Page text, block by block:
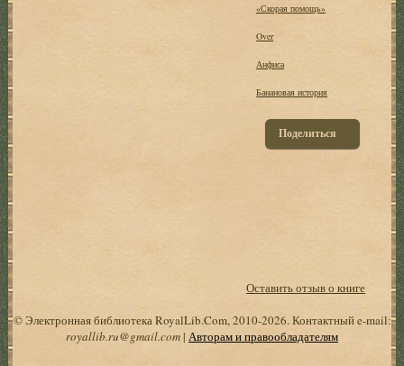
«Скорая помощь»
Over
Анфиса
Банановая история
Поделиться
Оставить отзыв о книге
© Электронная библиотека RoyalLib.Com, 2010-2026. Контактный e-mail:
royallib.ru@gmail.com| Авторам и правообладателям